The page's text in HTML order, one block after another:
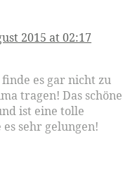
2015 at 02:17
es gar nicht zu
tragen! Das schöne
ist eine tolle
sehr gelungen!